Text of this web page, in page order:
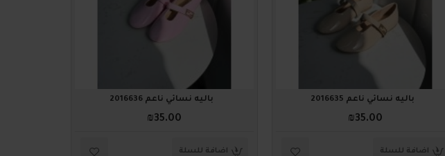
باليه نسائي ناعم 2016635
₪35.00
اضافة للسلة
باليه نسائي ناعم 2016636
₪35.00
اضافة للسلة